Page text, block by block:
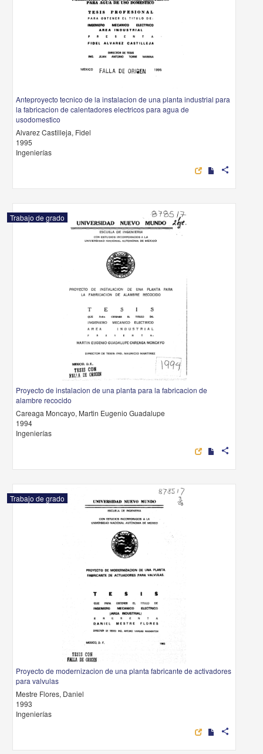
Anteproyecto tecnico de la instalacion de una planta industrial para
la fabricacion de calentadores electricos para agua de
usodomestico
Alvarez Castilleja, Fidel
1995
Ingenierías
share
Trabajo de grado
Proyecto de instalacion de una planta para la fabricacion de
alambre recocido
Careaga Moncayo, Martin Eugenio Guadalupe
1994
Ingenierías
share
Trabajo de grado
Proyecto de modernizacion de una planta fabricante de activadores
para valvulas
Mestre Flores, Daniel
1993
Ingenierías
share